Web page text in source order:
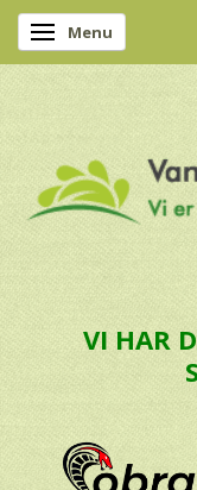
Skifte navigation
Menu
VI HAR